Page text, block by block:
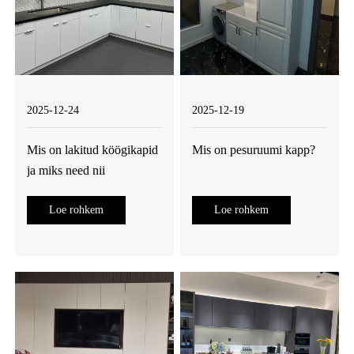
2025-12-24
Mis on lakitud köögikapid
ja miks need nii
Loe rohkem
2025-12-19
Mis on pesuruumi kapp?
Loe rohkem